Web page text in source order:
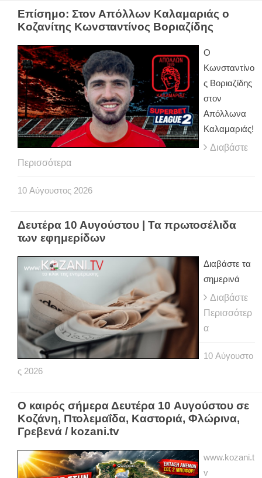
Επίσημο: Στον Απόλλων Καλαμαριάς ο
Κοζανίτης Κωνσταντίνος Βοριαζίδης
Ο
Κωνσταντίνο
ς Βοριαζίδης
στον
Απόλλωνα
Καλαμαριάς!
Διαβάστε
Περισσότερα
10 Αύγουστος 2026
Δευτέρα 10 Αυγούστου | Τα πρωτοσέλιδα
των εφημερίδων
Διαβάστε τα
σημερινά
Διαβάστε
Περισσότερ
α
10 Αύγουστο
ς 2026
Ο καιρός σήμερα Δευτέρα 10 Αυγούστου σε
Κοζάνη, Πτολεμαΐδα, Καστοριά, Φλώρινα,
Γρεβενά / kozani.tv
www.kozani.t
v